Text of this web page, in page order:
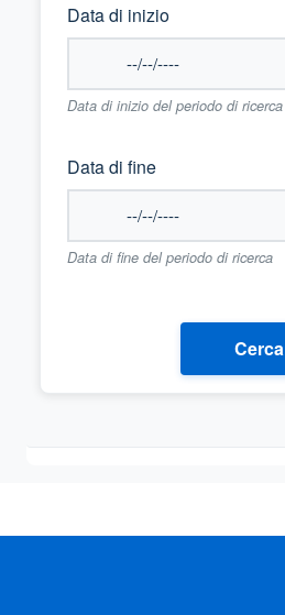
Data di inizio
Data di inizio del periodo di ricerca
Data di fine
Data di fine del periodo di ricerca
Cerca